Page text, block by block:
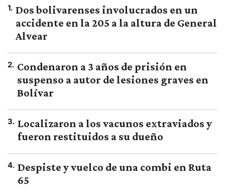
1. Dos bolivarenses involucrados en un
accidente en la 205 a la altura de General
Alvear
2. Condenaron a 3 años de prisión en
suspenso a autor de lesiones graves en
Bolívar
3. Localizaron a los vacunos extraviados y
fueron restituidos a su dueño
4. Despiste y vuelco de una combi en Ruta
65